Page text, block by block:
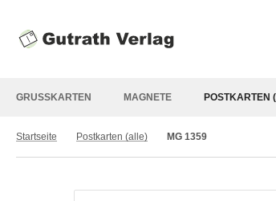
GRUSSKARTEN MAGNETE POSTKARTEN
Startseite Postkarten (alle) MG 1359